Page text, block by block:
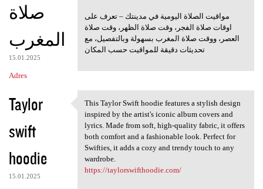
صلاة
المغرب
15.01.2025
Adres
مواقيت الصلاة اليومية في مدينتك – تعرف على
اوقات صلاة الفجر، وقت صلاة الظهر، وقت صلاة
العصر، ووقت صلاة المغرب بسهولة وبالتفصيل، مع
تحديثات دقيقة للمواقيت حسب المكان
Taylor
swift
hoodie
15.01.2025
This Taylor Swift hoodie
This Taylor Swift hoodie features a stylish design
inspired by the artist's iconic album covers and
lyrics. Made from soft, high-quality fabric, it offers
both comfort and a fashionable look. Perfect for
Swifties, it adds a cozy and trendy touch to any
wardrobe.
https://taylorswifthoodie.com/